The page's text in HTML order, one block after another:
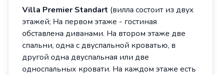
Villa Premier Standart (вилла состоит из двух
этажей; На первом этаже - гостиная
обставлена диванами. На втором этаже две
спальни, одна с двуспальной кроватью, в
другой одна двуспальная или две
односпальных кровати. На каждом этаже есть